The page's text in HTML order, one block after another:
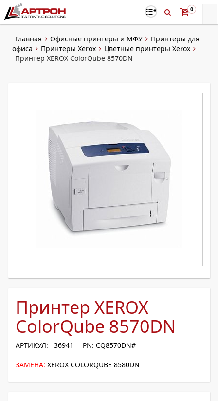
0
Главная Офисные принтеры и МФУ
Принтеры для
офиса
Принтеры Xerox
Цветные принтеры Xerox
Принтер XEROX ColorQube 8570DN
Принтер XEROX
ColorQube 8570DN
АРТИКУЛ: 36941 PN: CQ8570DN#
ЗАМЕНА: XEROX COLORQUBE 8580DN